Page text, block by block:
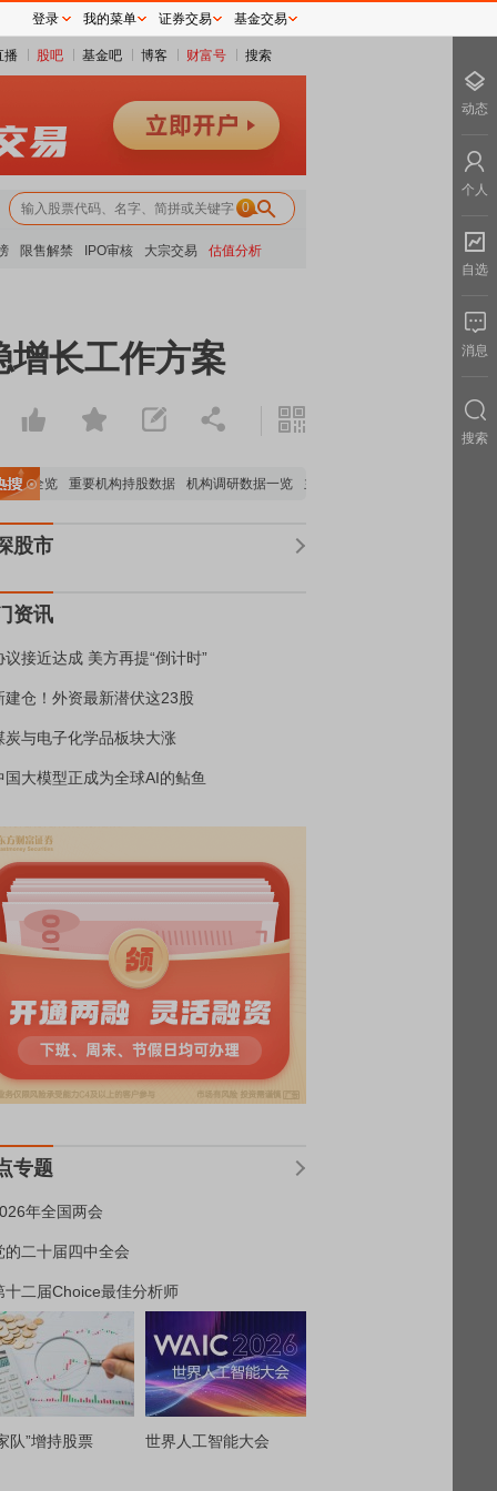
播 股吧 基金吧 博客 财富号 搜索
0
限售解禁 IPO审核 大宗交易 估值分析
增长工作方案
全览 重要机构持股数据 机构调研数据一览 主力最新动向
股市
资讯
议接近达成 美方再提“倒计时”
建仓！外资最新潜伏这23股
炭与电子化学品板块大涨
国大模型正成为全球AI的鲇鱼
专题
年全国两会
的二十届四中全会
十二届Choice最佳分析师
队”增持股票 世界人工智能大会
登录 我的菜单 证券交易 基金交易
动态
个人
自选
消息
搜索